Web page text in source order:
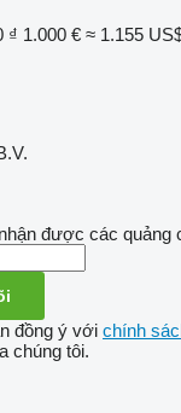
₫ 1.000 € ≈ 1.155
được các quảng
đồng ý với chính
chúng tôi.